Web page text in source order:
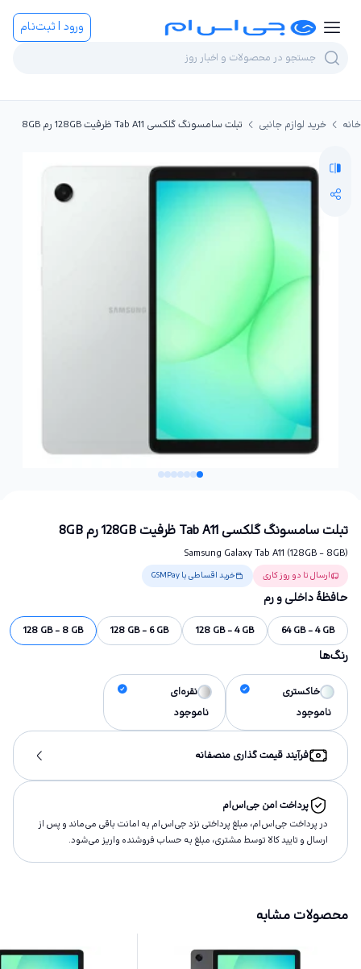
ورود | ثبت‌نام
خانه خرید لوازم جانبی تبلت سامسونگ گلکسی Tab A11 ظرفیت 128GB رم 8GB
تبلت سامسونگ گلکسی Tab A11 ظرفیت 128GB رم 8GB
Samsung Galaxy Tab A11 (128GB - 8GB)
ارسال تا دو روز کاری خرید اقساطی با GSMPay
حافظهٔ داخلی و رم
64 GB - 4 GB
128 GB - 4 GB
128 GB - 6 GB
128 GB - 8 GB
رنگ‌ها
خاکستری
ناموجود
نقره‌ای
ناموجود
فرآیند قیمت گذاری منصفانه
پرداخت امن جی‌اس‌ام
در پرداخت جی‌اس‌ام، مبلغ پرداختى نزد جی‌اس‌ام به امانت باقى مى‌ماند و پس از
ارسال و تاييد كالا توسط مشتری، مبلغ به حساب فروشنده واريز مى‌شود.
محصولات مشابه